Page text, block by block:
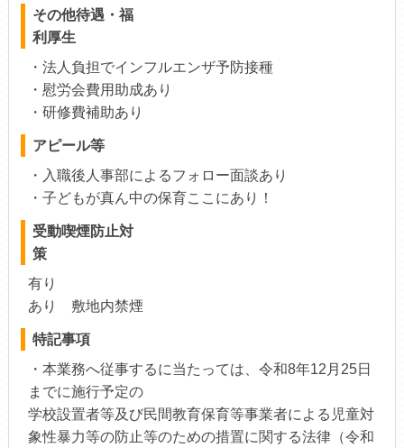
その他待遇・福
利厚生
・法人負担でインフルエンザ予防接種
・慰労会費用助成あり
・研修費補助あり
アピール等
・入職後人事部によるフォロー面談あり
・子どもが真ん中の保育ここにあり！
受動喫煙防止対
策
有り
あり 敷地内禁煙
特記事項
・本業務へ従事するに当たっては、令和8年12月25日
までに施行予定の
学校設置者等及び民間教育保育等事業者による児童対
象性暴力等の防止等のための措置に関する法律（令和